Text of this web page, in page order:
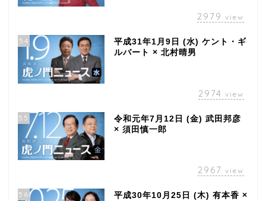
2979 view
54
平成31年1月9日 (水) ケント・ギ
ルバート × 北村晴男
2974 view
55
令和元年7月12日 (金) 武田邦彦
× 須田慎一郎
2967 view
56
平成30年10月25日 (木) 有本香 ×